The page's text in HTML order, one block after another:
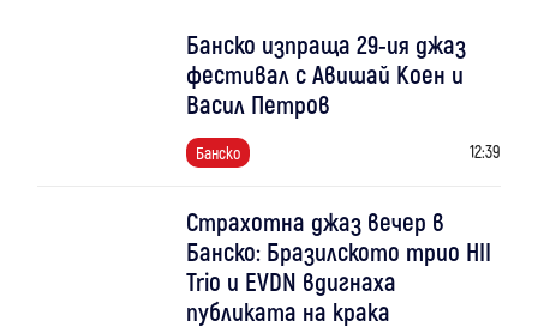
Банско изпраща 29-ия джаз
фестивал с Авишай Коен и
Васил Петров
Банско 12:39
Страхотна джаз вечер в
Банско: Бразилското трио HII
Trio и EVDN вдигнаха
публиката на крака